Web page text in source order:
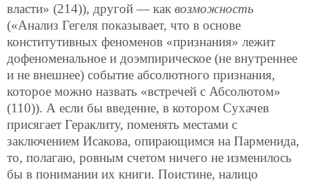
власти» (214)), другой — как возможность
(«Анализ Гегеля показывает, что в основе
конститутивных феноменов «признания» лежит
дофеноменальное и доэмпирическое (не внутреннее
и не внешнее) событие абсолютного признания,
которое можно назвать «встречей с Абсолютом»
(110)). А если бы введение, в котором Сухачев
присягает Гераклиту, поменять местами с
заключением Исакова, опирающимся на Парменида,
то, полагаю, ровным счетом ничего не изменилось
бы в понимании их книги. Поистине, налицо